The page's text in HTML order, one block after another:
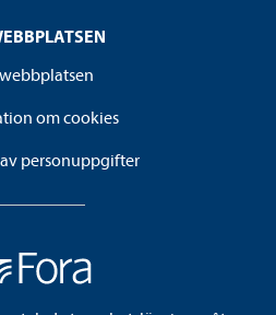
om cookies
personuppgifter